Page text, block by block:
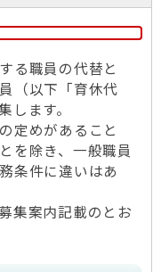
る職員の代替と
（以下「育休代
ます。
定めがあること
を除き、一般職員
条件に違いはあ
集案内記載のとお